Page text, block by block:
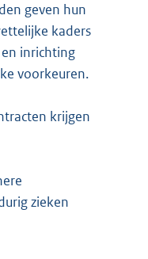
geven hun
kaders
inrichting
voorkeuren.
krijgen
zieken